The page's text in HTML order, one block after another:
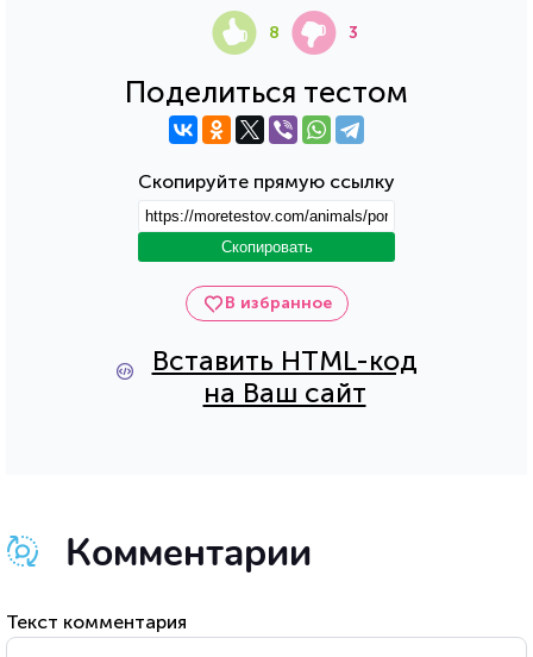
В избранное
Вставить HTML-код
на Ваш сайт
Поделиться тестом
Скопируйте прямую ссылку
Скопировать
8 3
Комментарии
Текст комментария